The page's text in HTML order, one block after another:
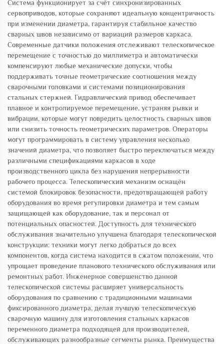
Система функционирует за счёт синхронизированных
сервоприводов, которые сохраняют идеальную концентричность
при изменении диаметра, гарантируя стабильное качество
сварных швов независимо от вариаций размеров каркаса.
Современные датчики положения отслеживают телескопическое
перемещение с точностью до миллиметра и автоматически
компенсируют любые механические допуски, чтобы
поддерживать точные геометрические соотношения между
сварочными головками и системами позиционирования
стальных стержней. Гидравлический привод обеспечивает
плавное и контролируемое перемещение, устраняя рывки и
вибрации, которые могут повредить целостность сварных швов
или снизить точность геометрических параметров. Операторы
могут программировать в систему управления несколько
значений диаметра, что позволяет быстро переключаться между
различными спецификациями каркасов в ходе
производственного цикла без нарушения непрерывности
рабочего процесса. Телескопический механизм оснащён
системой блокировок безопасности, предотвращающей работу
оборудования во время регулировки диаметра и тем самым
защищающей как оборудование, так и персонал от
потенциальных опасностей. Доступность для технического
обслуживания значительно улучшена благодаря телескопической
конструкции: техники могут легко добраться до всех
компонентов, когда система находится в сжатом положении, что
упрощает проведение планового технического обслуживания или
ремонтных работ. Инженерное совершенство данной
телескопической системы расширяет универсальность
оборудования по сравнению с традиционными машинами
фиксированного диаметра, делая лучшую телескопическую
сварочную машину для изготовления стальных каркасов
переменного диаметра подходящей для производителей,
обслуживающих разнообразные сегменты рынка. Преимущества